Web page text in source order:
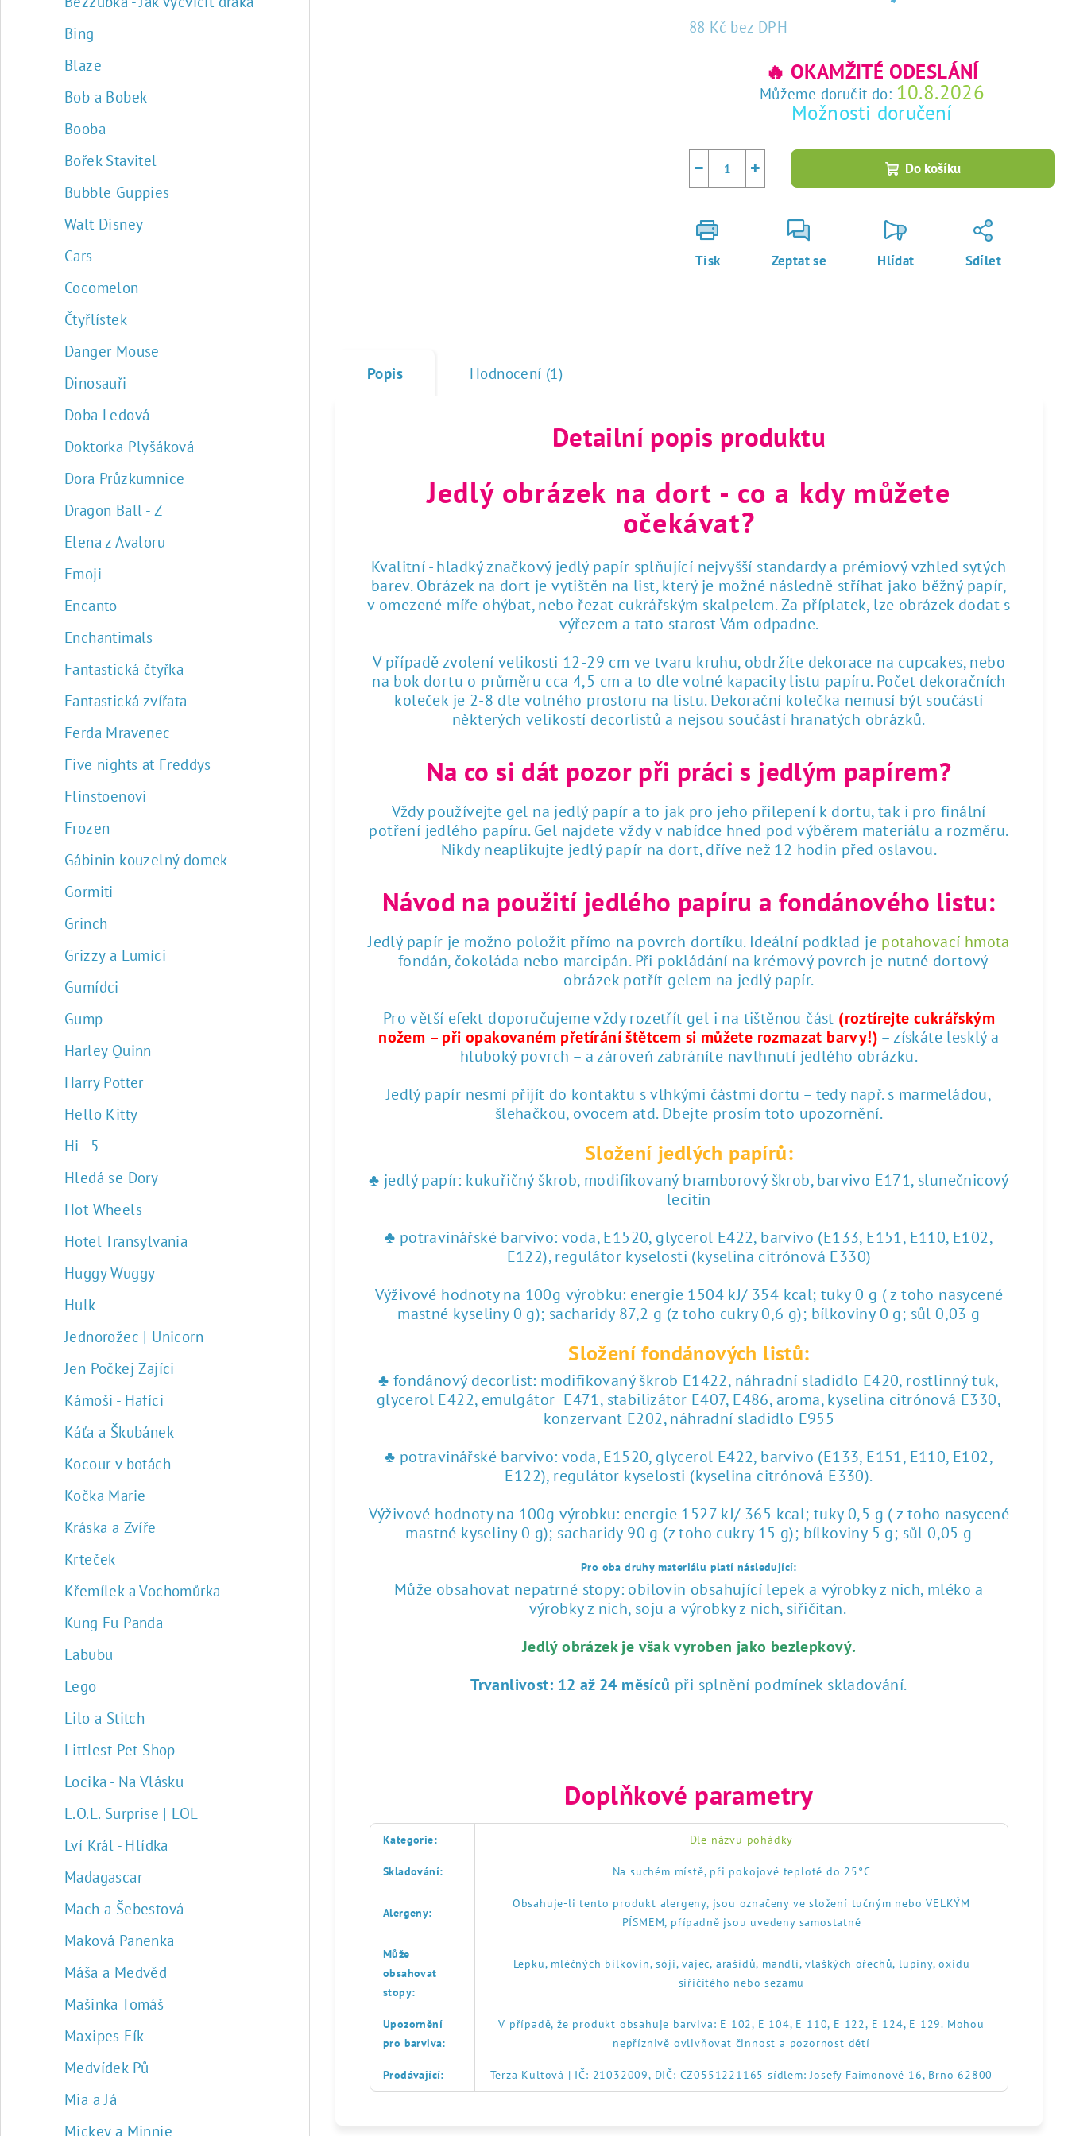
Bing
Blaze
Bob a Bobek
Booba
Bořek Stavitel
Bubble Guppies
Walt Disney
Cars
Cocomelon
Čtyřlístek
Danger Mouse
Dinosauři
Doba Ledová
Doktorka Plyšáková
Dora Průzkumnice
Dragon Ball - Z
Elena z Avaloru
Emoji
Encanto
Enchantimals
Fantastická čtyřka
Fantastická zvířata
Ferda Mravenec
Five nights at Freddys
Flinstoenovi
Frozen
Gábinin kouzelný domek
Gormiti
Grinch
Grizzy a Lumíci
Gumídci
Gump
Harley Quinn
Harry Potter
Hello Kitty
Hi - 5
Hledá se Dory
Hot Wheels
Hotel Transylvania
Huggy Wuggy
Hulk
Jednorožec | Unicorn
Jen Počkej Zajíci
Kámoši - Hafíci
Káťa a Škubánek
Kocour v botách
Kočka Marie
Kráska a Zvíře
Krteček
Křemílek a Vochomůrka
Kung Fu Panda
Labubu
Lego
Lilo a Stitch
Littlest Pet Shop
Locika - Na Vlásku
L.O.L. Surprise | LOL
Lví Král - Hlídka
Madagascar
Mach a Šebestová
Maková Panenka
Máša a Medvěd
Mašinka Tomáš
Maxipes Fík
Medvídek Pů
Mia a Já
Mickey a Minnie
88 Kč bez DPH
🔥 OKAMŽITÉ ODESLÁNÍ
Můžeme doručit do: 10.8.2026
Možnosti doručení
+
− Do košíku
Tisk Zeptat se Hlídat Sdílet
Popis Hodnocení (1)
Detailní popis produktu
Jedlý obrázek na dort - co a kdy můžete
očekávat?
Kvalitní - hladký značkový jedlý papír splňující nejvyšší standardy a prémiový vzhled sytých
barev. Obrázek na dort je vytištěn na list, který je možné následně stříhat jako běžný papír,
v omezené míře ohýbat, nebo řezat cukrářským skalpelem. Za příplatek, lze obrázek dodat s
výřezem a tato starost Vám odpadne.
V případě zvolení velikosti 12-29 cm ve tvaru kruhu, obdržíte dekorace na cupcakes, nebo
na bok dortu o průměru cca 4,5 cm a to dle volné kapacity listu papíru. Počet dekoračních
koleček je 2-8 dle volného prostoru na listu. Dekorační kolečka nemusí být součástí
některých velikostí decorlistů a nejsou součástí hranatých obrázků.
Na co si dát pozor při práci s jedlým papírem?
Vždy používejte gel na jedlý papír a to jak pro jeho přilepení k dortu, tak i pro finální
potření jedlého papíru. Gel najdete vždy v nabídce hned pod výběrem materiálu a rozměru.
Nikdy neaplikujte jedlý papír na dort, dříve než 12 hodin před oslavou.
Návod na použití jedlého papíru a fondánového listu:
Jedlý papír je možno položit přímo na povrch dortíku. Ideální podklad je potahovací hmota
- fondán, čokoláda nebo marcipán. Při pokládání na krémový povrch je nutné dortový
obrázek potřít gelem na jedlý papír.
Pro větší efekt doporučujeme vždy rozetřít gel i na tištěnou část (roztírejte cukrářským
nožem – při opakovaném přetírání štětcem si můžete rozmazat barvy!) – získáte lesklý a
hluboký povrch – a zároveň zabráníte navlhnutí jedlého obrázku.
Jedlý papír nesmí přijít do kontaktu s vlhkými částmi dortu – tedy např. s marmeládou,
šlehačkou, ovocem atd. Dbejte prosím toto upozornění.
Složení jedlých papírů:
♣ jedlý papír: kukuřičný škrob, modifikovaný bramborový škrob, barvivo E171, slunečnicový
lecitin
♣ potravinářské barvivo: voda, E1520, glycerol E422, barvivo (E133, E151, E110, E102,
E122), regulátor kyselosti (kyselina citrónová E330)
Výživové hodnoty na 100g výrobku: energie 1504 kJ/ 354 kcal; tuky 0 g ( z toho nasycené
mastné kyseliny 0 g); sacharidy 87,2 g (z toho cukry 0,6 g); bílkoviny 0 g; sůl 0,03 g
Složení fondánových listů:
♣ fondánový decorlist: modifikovaný škrob E1422, náhradní sladidlo E420, rostlinný tuk,
glycerol E422, emulgátor E471, stabilizátor E407, E486, aroma, kyselina citrónová E330,
konzervant E202, náhradní sladidlo E955
♣ potravinářské barvivo: voda, E1520, glycerol E422, barvivo (E133, E151, E110, E102,
E122), regulátor kyselosti (kyselina citrónová E330).
Výživové hodnoty na 100g výrobku: energie 1527 kJ/ 365 kcal; tuky 0,5 g ( z toho nasycené
mastné kyseliny 0 g); sacharidy 90 g (z toho cukry 15 g); bílkoviny 5 g; sůl 0,05 g
Pro oba druhy materiálu platí následující:
Může obsahovat nepatrné stopy: obilovin obsahující lepek a výrobky z nich, mléko a
výrobky z nich, soju a výrobky z nich, siřičitan.
Jedlý obrázek je však vyroben jako bezlepkový.
Trvanlivost: 12 až 24 měsíců při splnění podmínek skladování.
Doplňkové parametry
Kategorie: Dle názvu pohádky
Skladování: Na suchém místě, při pokojové teplotě do 25°C
Alergeny:
Obsahuje-li tento produkt alergeny, jsou označeny ve složení tučným nebo VELKÝM
PÍSMEM, případně jsou uvedeny samostatně
Může
obsahovat
stopy:
Lepku, mléčných bílkovin, sóji, vajec, arašídů, mandlí, vlaškých ořechů, lupiny, oxidu
siřičitého nebo sezamu
Upozornění
pro barviva:
V případě, že produkt obsahuje barviva: E 102, E 104, E 110, E 122, E 124, E 129. Mohou
nepříznivě ovlivňovat činnost a pozornost dětí
Prodávající: Terza Kultová | IČ: 21032009, DIČ: CZ0551221165 sídlem: Josefy Faimonové 16, Brno 62800